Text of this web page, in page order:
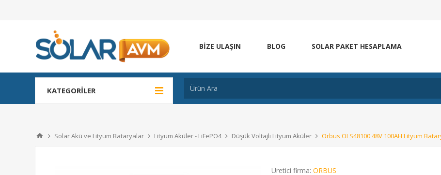
BIZE ULAŞIN BLOG SOLAR PAKET HESAPLAMA
KATEGORILER
Solar Akü ve Lityum Bataryalar Lityum Aküler - LiFePO4 Düşük Voltajlı Lityum Aküler Orbus OLS48100 48V 100AH Lityum
Üretici firma: ORBUS